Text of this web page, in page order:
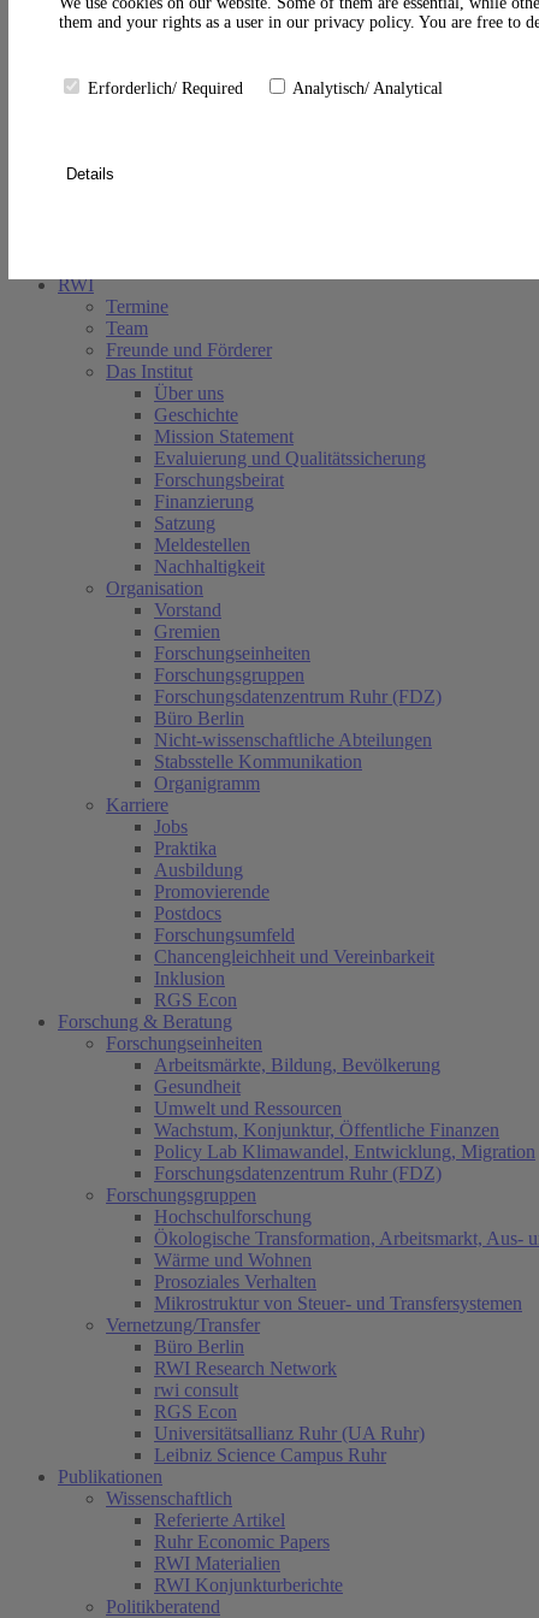
Suche schließen
RWI
Termine
Team
Freunde und Förderer
Das Institut
Über uns
Geschichte
Mission Statement
Evaluierung und Qualitätssicherung
Forschungsbeirat
Finanzierung
Satzung
Meldestellen
Nachhaltigkeit
Organisation
Vorstand
Gremien
Forschungseinheiten
Forschungsgruppen
Forschungsdatenzentrum Ruhr (FDZ)
Büro Berlin
Nicht-wissenschaftliche Abteilungen
Stabsstelle Kommunikation
Organigramm
Karriere
Jobs
Praktika
Ausbildung
Promovierende
Postdocs
Forschungsumfeld
Chancengleichheit und Vereinbarkeit
Inklusion
RGS Econ
Forschung & Beratung
Forschungseinheiten
Arbeitsmärkte, Bildung, Bevölkerung
Gesundheit
Umwelt und Ressourcen
Wachstum, Konjunktur, Öffentliche Finanzen
Policy Lab Klimawandel, Entwicklung, Migration
Forschungsdatenzentrum Ruhr (FDZ)
Forschungsgruppen
Hochschulforschung
Ökologische Transformation, Arbeitsmarkt, Aus-
Wärme und Wohnen
Prosoziales Verhalten
Mikrostruktur von Steuer- und Transfersystemen
Vernetzung/Transfer
Büro Berlin
RWI Research Network
rwi consult
RGS Econ
Universitätsallianz Ruhr (UA Ruhr)
Leibniz Science Campus Ruhr
Publikationen
Wissenschaftlich
Referierte Artikel
Ruhr Economic Papers
RWI Materialien
RWI Konjunkturberichte
Politikberatend
them and your rights as a user in our privacy policy. You are free to
Erforderlich/ Required Analytisch/ Analytical
Details